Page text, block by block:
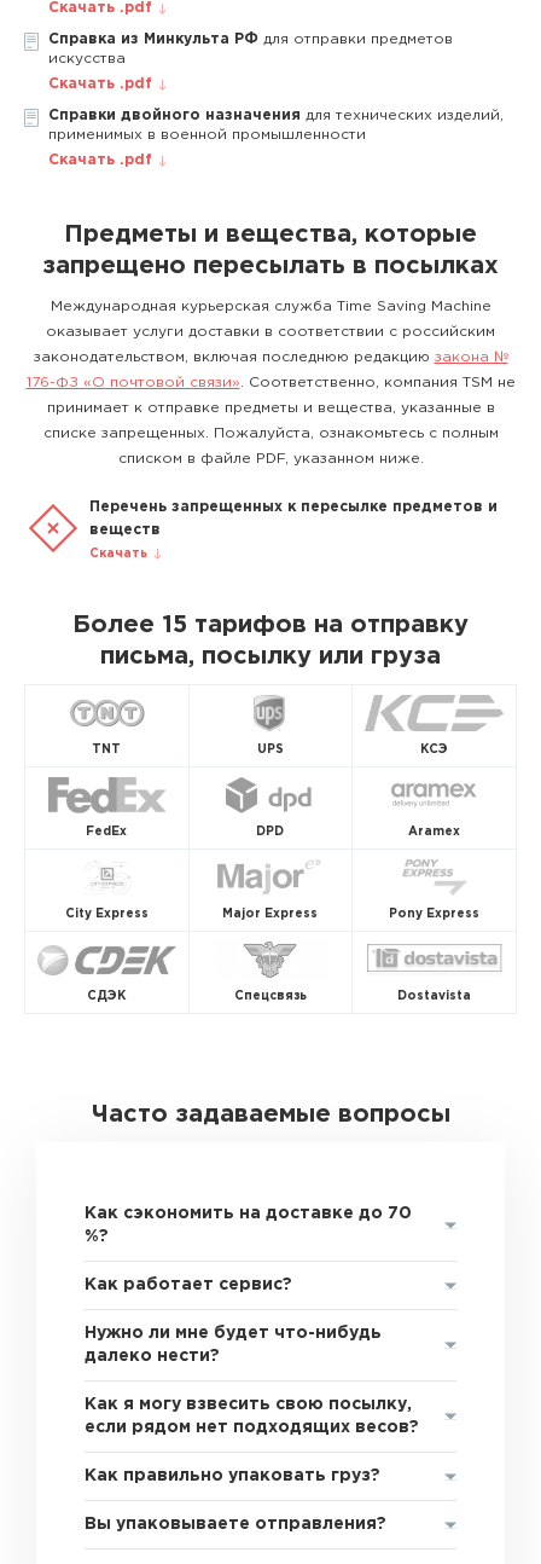
Скачать .pdf
Справка из Минкульта РФ для отправки предметов
искусства
Скачать .pdf
Справки двойного назначения для технических изделий,
применимых в военной промышленности
Скачать .pdf
Предметы и вещества, которые
запрещено пересылать в посылках
Международная курьерская служба Time Saving Machine
оказывает услуги доставки в соответствии с российским
законодательством, включая последнюю редакцию закона №
176-ФЗ «О почтовой связи» . Соответственно, компания TSM не
принимает к отправке предметы и вещества, указанные в
списке запрещенных. Пожалуйста, ознакомьтесь с полным
списком в файле PDF, указанном ниже.
Перечень запрещенных к пересылке предметов и
веществ
Скачать
Более 15 тарифов на отправку
письма, посылку или груза
TNT UPS КСЭ
FedEx DPD Aramex
City Express Major Express Pony Express
СДЭК Спецсвязь Dostavista
Часто задаваемые вопросы
Как сэкономить на доставке до 70
%?
Как работает сервис?
Нужно ли мне будет что-нибудь
далеко нести?
Как я могу взвесить свою посылку,
если рядом нет подходящих весов?
Как правильно упаковать груз?
Вы упаковываете отправления?